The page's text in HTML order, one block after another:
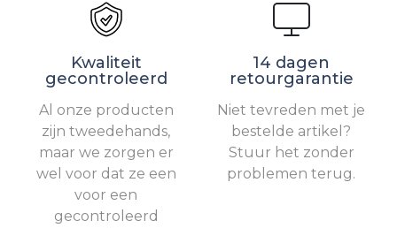
Kwaliteit
gecontroleerd
Al onze producten
zijn tweedehands,
maar we zorgen er
wel voor dat ze een
voor een
gecontroleerd
14 dagen
retourgarantie
Niet tevreden met je
bestelde artikel?
Stuur het zonder
problemen terug.